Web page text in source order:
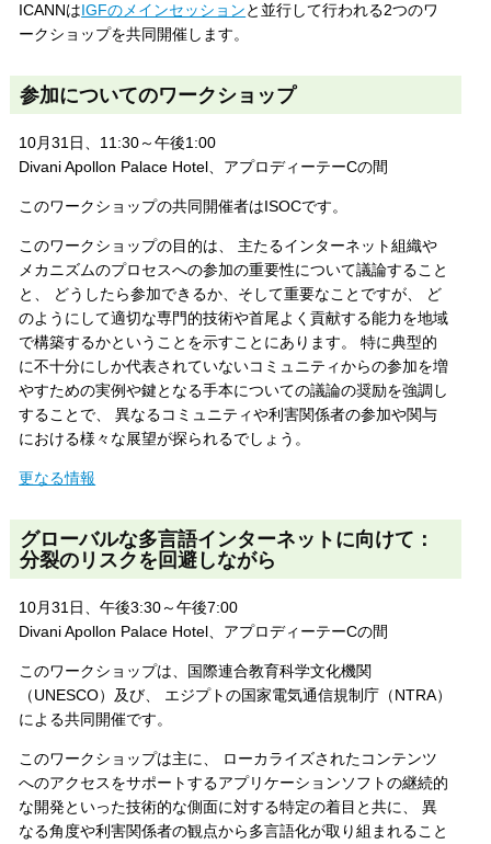
ICANNはIGFのメインセッションと並行して行われる2つのワ
ークショップを共同開催します。
参加についてのワークショップ
10月31日、11:30～午後1:00
Divani Apollon Palace Hotel、アプロディーテーCの間
このワークショップの共同開催者はISOCです。
このワークショップの目的は、 主たるインターネット組織や
メカニズムのプロセスへの参加の重要性について議論すること
と、 どうしたら参加できるか、そして重要なことですが、 ど
のようにして適切な専門的技術や首尾よく貢献する能力を地域
で構築するかということを示すことにあります。 特に典型的
に不十分にしか代表されていないコミュニティからの参加を増
やすための実例や鍵となる手本についての議論の奨励を強調し
することで、 異なるコミュニティや利害関係者の参加や関与
における様々な展望が探られるでしょう。
更なる情報
グローバルな多言語インターネットに向けて：
分裂のリスクを回避しながら
10月31日、午後3:30～午後7:00
Divani Apollon Palace Hotel、アプロディーテーCの間
このワークショップは、国際連合教育科学文化機関
（UNESCO）及び、 エジプトの国家電気通信規制庁（NTRA）
による共同開催です。
このワークショップは主に、 ローカライズされたコンテンツ
へのアクセスをサポートするアプリケーションソフトの継続的
な開発といった技術的な側面に対する特定の着目と共に、 異
なる角度や利害関係者の観点から多言語化が取り組まれること